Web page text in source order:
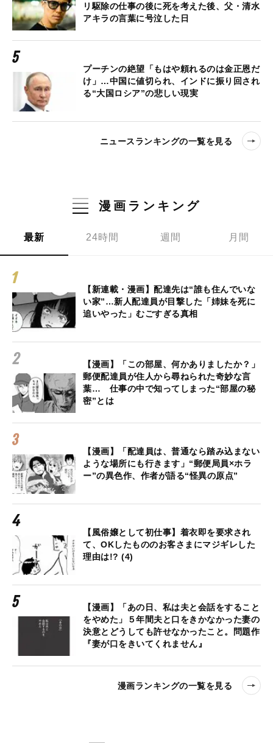
リ駆除の仕事の後に死を考えた後、父・清水
アキラの言葉に号泣した日
プーチンの絶望「もはや頼れるのは金正恩だ
け」…中国に値切られ、インドに振り回され
る“大国ロシア”の悲しい現実
ニュースランキングの一覧を見る
漫画ランキング
最新 24時間 週間 月間
【新連載・漫画】配達先は“誰も住んでいな
い家”…新人配達員が目撃した「姉妹を死に
追いやった」むごすぎる真相
【漫画】「この部屋、何かありましたか？」
郵便配達員が住人から尋ねられた奇妙な言
葉… 仕事の中で知ってしまった“部屋の秘
密”とは
【漫画】「配達員は、普通なら踏み込まない
ような場所にも行きます」“郵便局員×ホラ
ー”の異色作、作者が語る“怪異の原点”
【風俗嬢として初仕事】着衣即を要求され
て、OKしたもののお客さまにマジギレした
理由は!? (4)
【漫画】「あの日、私は夫と会話をすること
をやめた」５年間夫と口をきかなかった妻の
決意とどうしても許せなかったこと。問題作
『妻が口をきいてくれません』
漫画ランキングの一覧を見る